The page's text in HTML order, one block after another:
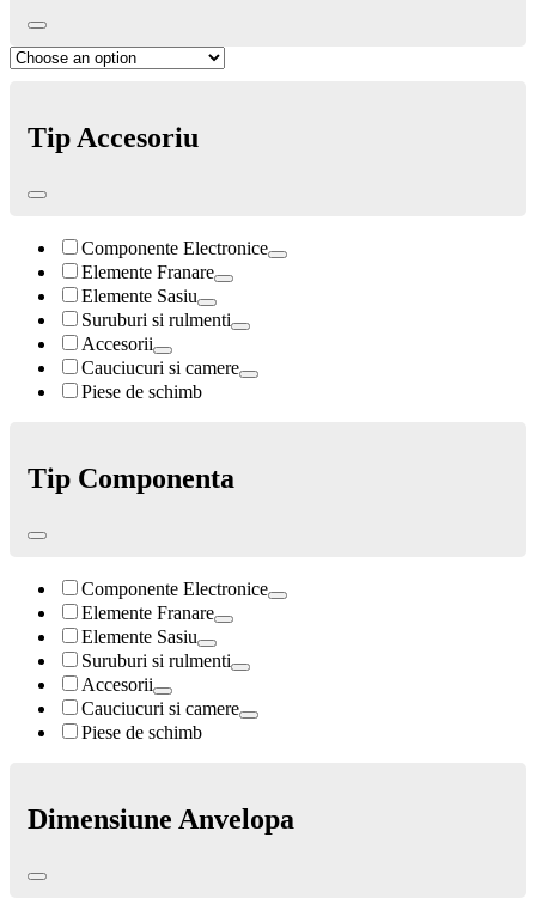
Tip Accesoriu
Componente Electronice
Elemente Franare
Elemente Sasiu
Suruburi si rulmenti
Accesorii
Cauciucuri si camere
Piese de schimb
Tip Componenta
Componente Electronice
Elemente Franare
Elemente Sasiu
Suruburi si rulmenti
Accesorii
Cauciucuri si camere
Piese de schimb
Dimensiune Anvelopa